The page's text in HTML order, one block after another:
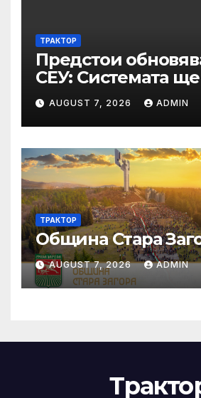
ТРАКТОР
Предстои
СЕУ: Системата
временно недостъпна
и 11 август 2026 г.
AUGUST 7, 2026 ADMIN
ТРАКТОР
Община Стара
AUGUST 7, 2026 ADMIN